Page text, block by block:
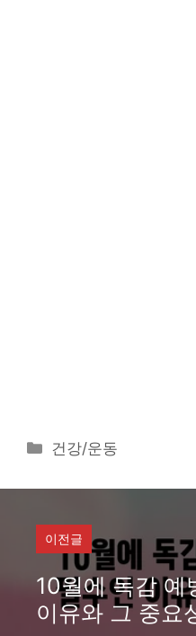
카
고
건강/운동
이전글
10월에 독감 예
이유와 그 중요